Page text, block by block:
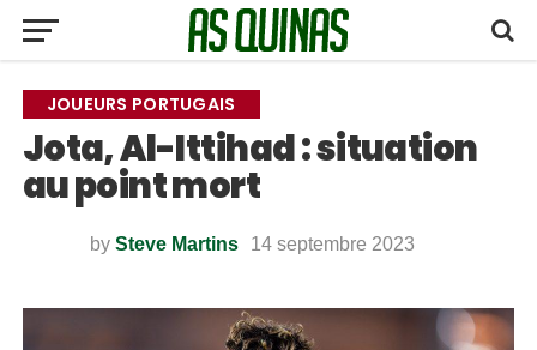
JOUEURS PORTUGAIS
Jota, Al-Ittihad : situation
au point mort
by Steve Martins 14 septembre 2023